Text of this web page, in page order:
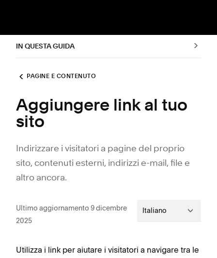
IN QUESTA GUIDA
PAGINE E CONTENUTO
Aggiungere link al tuo
sito
Indirizzare i visitatori a pagine del proprio
sito, contenuti esterni, indirizzi e-mail, file e
altro ancora.
Ultimo aggiornamento 9 dicembre
2025
Italiano
Utilizza i link per aiutare i visitatori a navigare tra le